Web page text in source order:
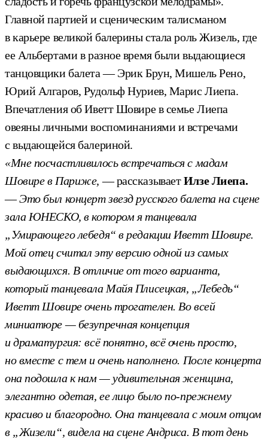
Главной партией и сценическим талисманом
в карьере великой балерины стала роль Жизель, где
ее Альбертами в разное время были выдающиеся
танцовщики балета — Эрик Брун, Мишель Рено,
Юрий Алгаров, Рудольф Нуриев, Марис Лиепа.
Впечатления об Иветт Шовире в семье Лиепа
овеяны личными воспоминаниями и встречами
с выдающейся балериной.
«Мне посчастливилось встречаться с мадам
Шовире в Париже, — рассказываетИлзе Лиепа.
—Это был концерт звезд русского балета на сцене
зала ЮНЕСКО, в котором я танцевала
„Умирающего лебедя“ в редакции Иветт Шовире.
Мой отец считал эту версию одной из самых
выдающихся. В отличие от того варианта,
который танцевала Майя Плисецкая, „Лебедь“
Иветт Шовире очень трогателен. Во всей
миниатюре — безупречная концепция
и драматургия: всё понятно, всё очень просто,
но вместе с тем и очень наполнено. После концерта
она подошла к нам — удивительная женщина,
элегантно одетая, ее лицо было по-прежнему
красиво и благородно. Она танцевала с моим отцом
в „Жизели“, видела на сцене Андриса. В тот день